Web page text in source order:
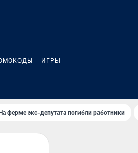
ИГРЫ
ферме экс-депутата погибли работники